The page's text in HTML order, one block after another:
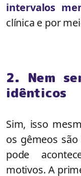
intervalos
clínica e por
2. Nem
idênticos
Sim, isso
os gêmeos
pode
motivos. A